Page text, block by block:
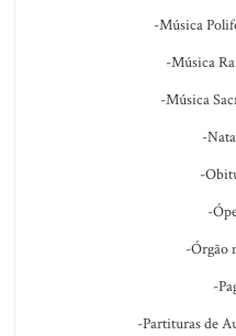
-Música
-Música
-Música
-
-
-
-Órgão
-
-Partituras de